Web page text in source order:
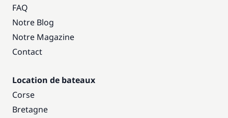
FAQ
Notre Blog
Notre Magazine
Contact
Location de bateaux
Corse
Bretagne